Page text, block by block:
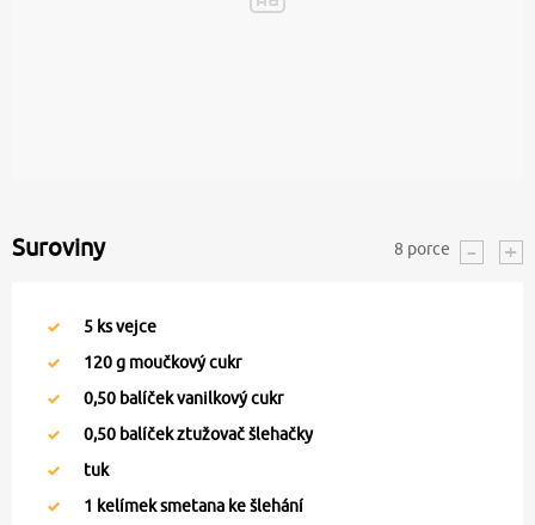
Suroviny 8 porce
5 ks vejce
120g moučkový cukr
0,50 balíček vanilkový cukr
0,50 balíček ztužovač šlehačky
tuk
1 kelímek smetana ke šlehání